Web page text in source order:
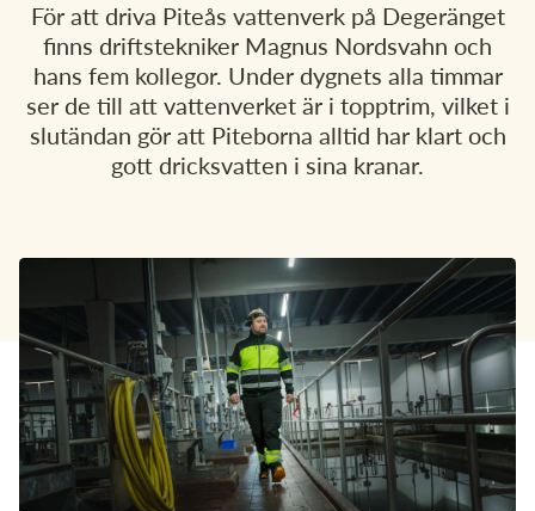
Mina sidor
Kundservice
SorteringsguideSophämtningTömningsschema
Återvinningscentral Slamtömning
För att driva Piteås vattenverk på Degeränget
finns driftstekniker Magnus Nordsvahn och
hans fem kollegor. Under dygnets alla timmar
ser de till att vattenverket är i topptrim, vilket i
slutändan gör att Piteborna alltid har klart och
gott dricksvatten i sina kranar.